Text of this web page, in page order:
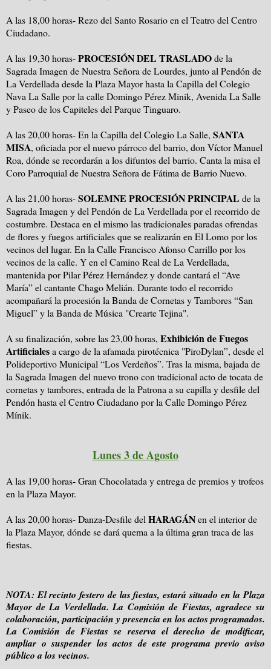
A las 18,00 horas- Rezo del Santo Rosario en el Teatro del Centro
Ciudadano.
A las 19,30 horas-PROCESIÓN DEL TRASLADOde la
Sagrada Imagen de Nuestra Señora de Lourdes, junto al Pendón de
La Verdellada desde la Plaza Mayor hasta la Capilla del Colegio
Nava La Salle por la calle Domingo Pérez Minik, Avenida La Salle
y Paseo de los Capiteles del Parque Tinguaro.
A las 20,00 horas- En la Capilla del Colegio La Salle, SANTA
MISA, oficiada por el nuevo párroco del barrio, don Víctor Manuel
Roa, dónde se recordarán a los difuntos del barrio. Canta la misa el
Coro Parroquial de Nuestra Señora de Fátima de Barrio Nuevo.
A las 21,00 horas-SOLEMNE PROCESIÓN PRINCIPAL de la
Sagrada Imagen y del Pendón de La Verdellada por el recorrido de
costumbre. Destaca en el mismo las tradicionales paradas ofrendas
de flores y fuegos artificiales que se realizarán en El Lomo por los
vecinos del lugar. En la Calle Francisco Afonso Carrillo por los
vecinos de la calle. Y en el Camino Real de La Verdellada,
mantenida por Pilar Pérez Hernández y donde cantará el “Ave
María” el cantante Chago Melián. Durante todo el recorrido
acompañará la procesión la Banda de Cornetas y Tambores “San
Miguel” y la Banda de Música "Crearte Tejina".
A su finalización, sobre las 23,00 horas, Exhibición de Fuegos
Artificialesa cargo de la afamada pirotécnica "PiroDylan”, desde el
Polideportivo Municipal “Los Verdeños”. Tras la misma, bajada de
la Sagrada Imagen del nuevo trono con tradicional acto de tocata de
cornetas y tambores, entrada de la Patrona a su capilla y desfile del
Pendón hasta el Centro Ciudadano por la Calle Domingo Pérez
Mínik.
Lunes 3 de Agosto
A las 19,00 horas- Gran Chocolatada y entrega de premios y trofeos
en la Plaza Mayor.
A las 20,00 horas- Danza-Desfile del HARAGÁNen el interior de
la Plaza Mayor, dónde se dará quema a la última gran traca de las
fiestas.
NOTA: El recinto festero de las fiestas, estará situado en la Plaza
Mayor de La Verdellada. La Comisión de Fiestas, agradece su
colaboración, participación y presencia en los actos programados.
La Comisión de Fiestas se reserva el derecho de modificar,
ampliar o suspender los actos de este programa previo aviso
público a los vecinos.